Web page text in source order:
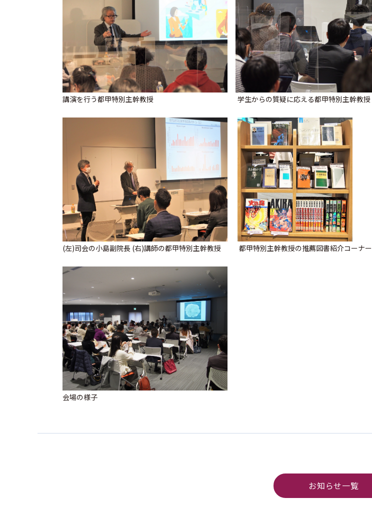
講演を行う都甲特別主幹教授 学生からの質疑に応える都甲特別主幹教授
(左)司会の小島副院長 (右)講師の都甲特別主幹教授 都甲特別主幹教授の推薦図書紹介コーナー
会場の様子
お知らせ一覧